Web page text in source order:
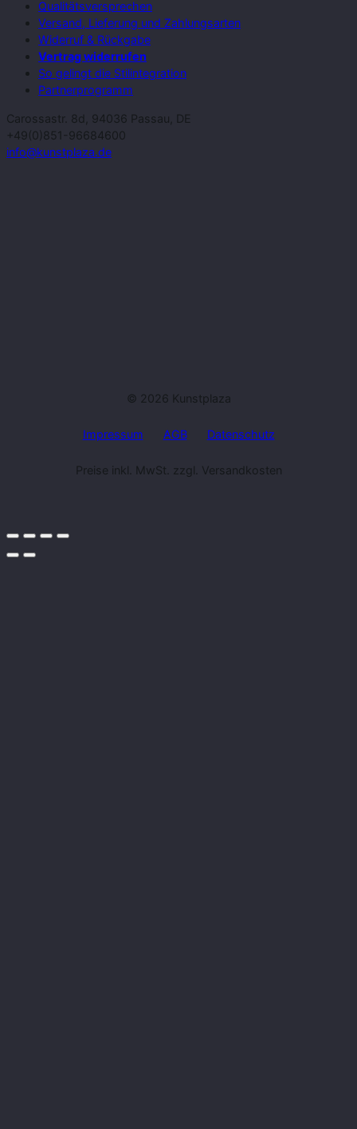
Qualitätsversprechen
Versand, Lieferung und Zahlungsarten
Widerruf & Rückgabe
Vertrag widerrufen
So gelingt die Stilintegration
Partnerprogramm
Carossastr. 8d, 94036 Passau, DE
+49(0)851-96684600
info@kunstplaza.de
© 2026 Kunstplaza
Impressum AGB Datenschutz
Preise inkl. MwSt. zzgl. Versandkosten